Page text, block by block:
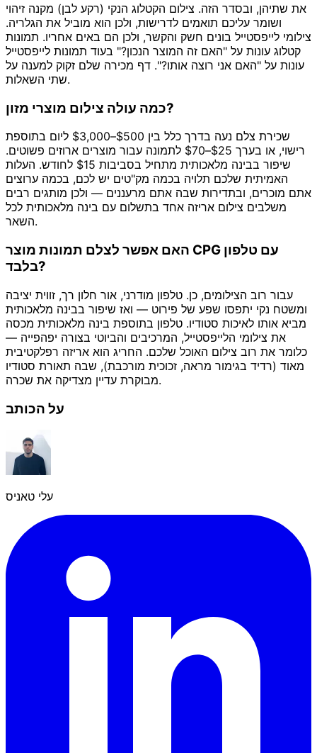
את שתיהן, ובסדר הזה. צילום הקטלוג הנקי (רקע לבן) מקנה זיהוי
ושומר עליכם תואמים לדרישות, ולכן הוא מוביל את הגלריה.
צילומי לייפסטייל בונים חשק והקשר, ולכן הם באים אחריו. תמונות
קטלוג עונות על "האם זה המוצר הנכון?" בעוד תמונות לייפסטייל
עונות על "האם אני רוצה אותו?". דף מכירה שלם זקוק למענה על
שתי השאלות.
כמה עולה צילום מוצרי מזון?
שכירת צלם נעה בדרך כלל בין $500–$3,000 ליום בתוספת
רישוי, או בערך $25–$70 לתמונה עבור מוצרים ארוזים פשוטים.
שיפור בבינה מלאכותית מתחיל בסביבות $15 לחודש. העלות
האמיתית שלכם תלויה בכמה מק"טים יש לכם, בכמה ערוצים
אתם מוכרים, ובתדירות שבה אתם מרעננים — ולכן מותגים רבים
משלבים צילום אריזה אחד בתשלום עם בינה מלאכותית לכל
השאר.
האם אפשר לצלם תמונות מוצר CPG עם טלפון
בלבד?
עבור רוב הצילומים, כן. טלפון מודרני, אור חלון רך, זווית יציבה
ומשטח נקי יתפסו שפע של פירוט — ואז שיפור בבינה מלאכותית
מביא אותו לאיכות סטודיו. טלפון בתוספת בינה מלאכותית מכסה
את צילומי הלייפסטייל, המרכיבים והביוטי בצורה יפהפייה —
כלומר את רוב צילום האוכל שלכם. החריג הוא אריזה רפלקטיבית
מאוד (רדיד בגימור מראה, זכוכית מורכבת), שבה תאורת סטודיו
מבוקרת עדיין מצדיקה את שכרה.
על הכותב
עלי טאניס